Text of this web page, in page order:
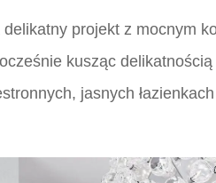
projekt z mocnym
kusząc
jasnych